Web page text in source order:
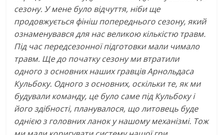
сезону. У мене було відчуття, ніби ще
продовжується фініш попереднього сезону, який
ознаменувався для нас великою кількістю травм.
Під час передсезонної підготовки мали чимало
травм. Ще до початку сезону ми втратили
одного з основних наших гравців Арнольдаса
Кульбоку. Одного з основних, оскільки те, як ми
будували команду, це було саме під Кульбоку і
його здібності, планувалося, що литовець буде
однією з головних ланок у нашому механізмі. Тож